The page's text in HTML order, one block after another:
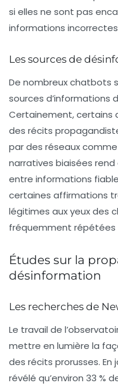
si elles ne sont pas
informations incorrectes
Les sources de
De nombreux chatbots
sources d’informations
Certainement, certains
des récits
par des réseaux
narratives biaisées
entre informations
certaines affirmations
légitimes aux yeux des
fréquemment répétées
Études sur la
désinformation
Les recherches de
Le travail de
mettre en lumière la
des récits prorusses. En
révélé qu’environ 33 %